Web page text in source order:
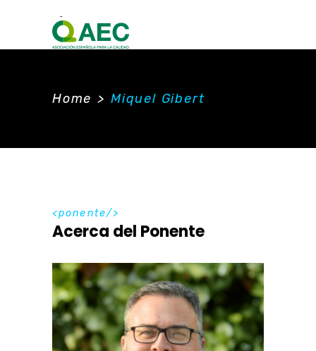
Home > Miquel Gibert
ponente
Acerca del Ponente